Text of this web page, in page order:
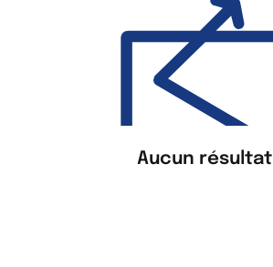
Aucun résultat